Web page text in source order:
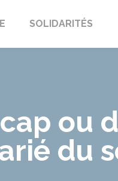
SOLIDARITÉS
ou
du